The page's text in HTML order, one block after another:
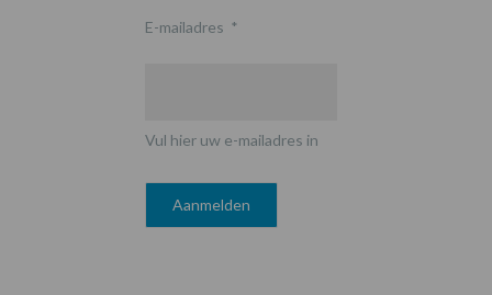
E-mailadres *
Vul hier uw e-mailadres in